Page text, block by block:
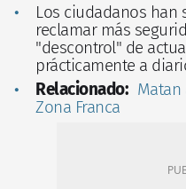
Los ciudadanos han
reclamar más
"descontrol" de
prácticamente a
Relacionado:
Zona Franca